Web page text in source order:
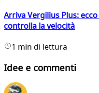
Arriva Vergilius Plus:
controlla la velocità
1 min di lettura
Idee e commenti